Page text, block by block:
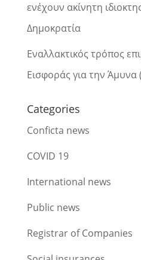
ενέχουν ακίνητη
Δημοκρατία
Εναλλακτικός τρόπος
Εισφοράς για την Άμυνα
Categories
Conficta news
COVID 19
International news
Public news
Registrar of Companies